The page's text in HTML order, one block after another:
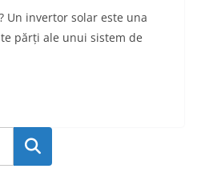
Un invertor solar este una
părți ale unui sistem de
Caută